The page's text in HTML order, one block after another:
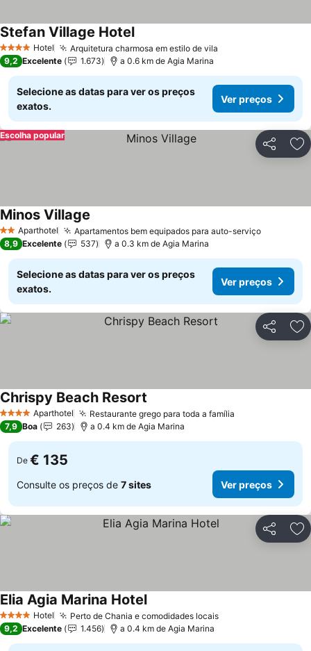
4 EstrelasHotel Arquitetura charmosa em estilo de vila
Stefan Village Hotel
9,2 Excelente 1.673 a 0.6 km de Agia Marina
Selecione as datas para ver os preços
exatos.
Ver preços
Partilhar
Escolha popular
2 EstrelasAparthotel Apartamentos bem equipados para auto-serviço
Minos Village
8,9 Excelente 537 a 0.3 km de Agia Marina
Selecione as datas para ver os preços
exatos.
Ver preços
Partilhar
4 EstrelasAparthotel Restaurante grego para toda a família
Chrispy Beach Resort
7,9 Boa 263 a 0.4 km de Agia Marina
De € 135
Consulte os preços de 7 sites Ver preços
Partilhar
4 EstrelasHotel Perto de Chania e comodidades locais
Elia Agia Marina Hotel
9,2 Excelente 1.456 a 0.4 km de Agia Marina